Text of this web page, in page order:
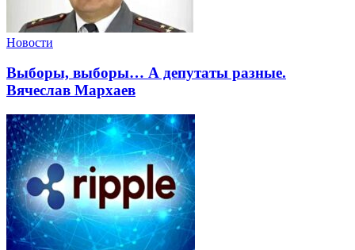
Новости
Выборы, выборы… А депутаты разные.
Вячеслав Мархаев